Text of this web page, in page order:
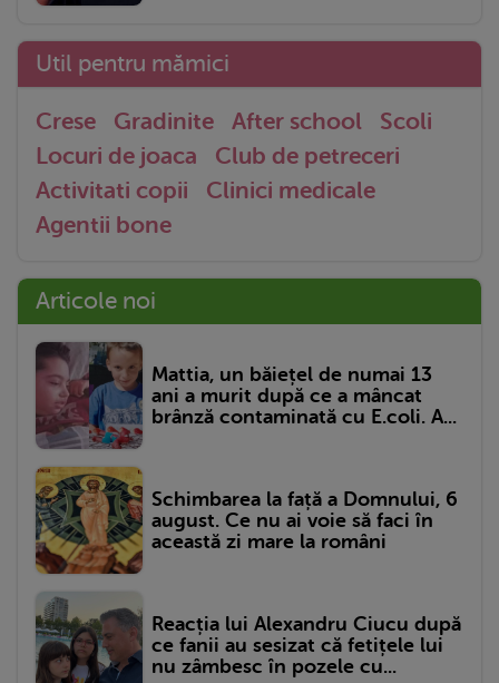
Util pentru mămici
Crese Gradinite After school
Scoli
Locuri de joaca
Club de petreceri
Activitati copii
Clinici medicale
Agentii bone
Articole noi
Mattia, un băiețel de numai 13
ani a murit după ce a mâncat
brânză contaminată cu E.coli. A...
Schimbarea la față a Domnului, 6
august. Ce nu ai voie să faci în
această zi mare la români
Reacția lui Alexandru Ciucu după
ce fanii au sesizat că fetițele lui
nu zâmbesc în pozele cu...